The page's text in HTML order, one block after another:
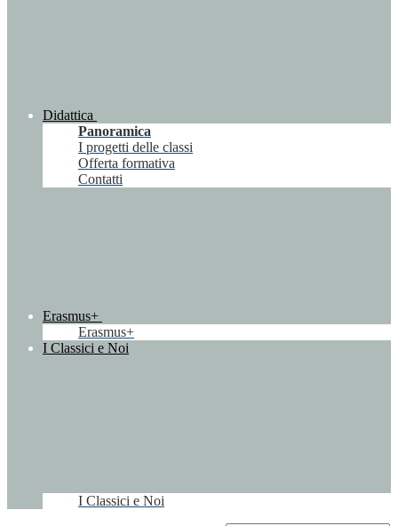
Didattica
Panoramica
I progetti delle classi
Offerta formativa
Contatti
Erasmus+
Erasmus+
I Classici e Noi
I Classici e Noi